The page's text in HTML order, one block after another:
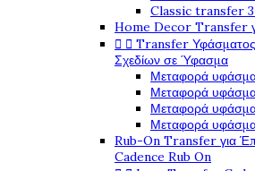
Classic transfer
Home Decor Transfer
  Transfer
Σχεδίων σε Ύφασμα
Μεταφορά
Μεταφορά
Μεταφορά
Μεταφορά
Rub-On Transfer για
Cadence Rub On